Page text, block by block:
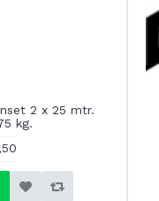
2 x 25 mtr.
kg.